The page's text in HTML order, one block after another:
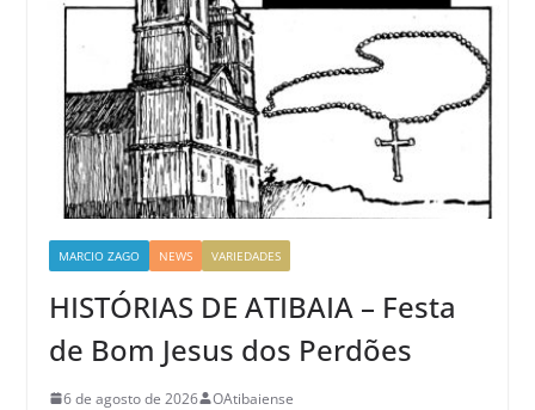
MARCIO ZAGO NEWS VARIEDADES
HISTÓRIAS DE ATIBAIA – Festa
de Bom Jesus dos Perdões
6 de agosto de 2026 OAtibaiense